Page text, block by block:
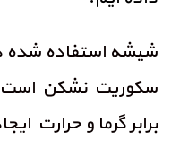
شیشه استفاده شده
سکوریت نشکن است
برابر گرما و حرارت